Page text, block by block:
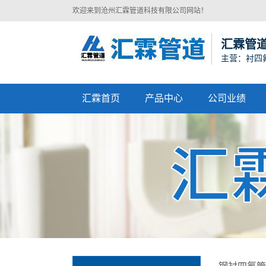
欢迎来到沧州汇霖管道科技有限公司网站！
汇霖管
主营：衬四
汇霖首页 产品中心 公司业绩